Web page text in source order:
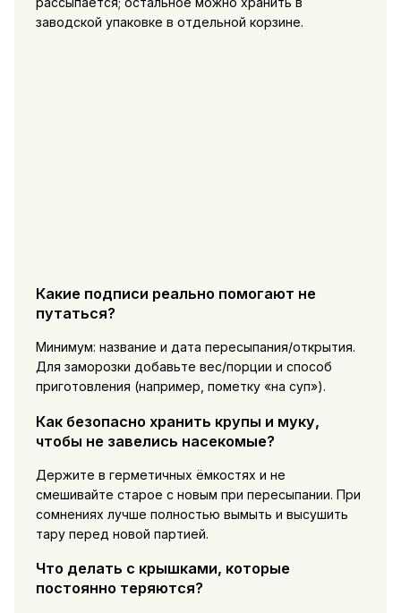
заводской упаковке в отдельной корзине.
Какие подписи реально помогают не
путаться?
Минимум: название и дата пересыпания/открытия.
Для заморозки добавьте вес/порции и способ
приготовления (например, пометку «на суп»).
Как безопасно хранить крупы и муку,
чтобы не завелись насекомые?
Держите в герметичных ёмкостях и не
смешивайте старое с новым при пересыпании. При
сомнениях лучше полностью вымыть и высушить
тару перед новой партией.
Что делать с крышками, которые
постоянно теряются?